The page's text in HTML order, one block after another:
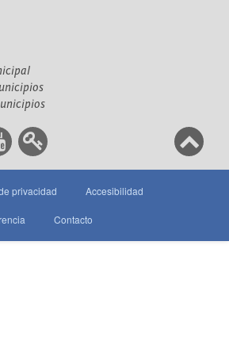
privacidad Accesibilidad
Contacto